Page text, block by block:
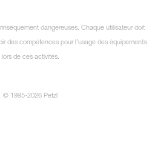
dangereuses. Chaque utilisateur doit
des compétences pour l’usage des équipements
lors de ces activités.
© 1995-2026 Petzl